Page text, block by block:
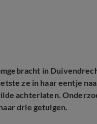
in
ze in haar eentje
achterlaten.
drie getuigen.